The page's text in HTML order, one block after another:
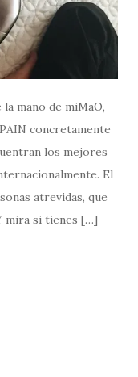
mano de miMaO,
concretamente
los mejores
El
atrevidas, que
mira si tienes […]